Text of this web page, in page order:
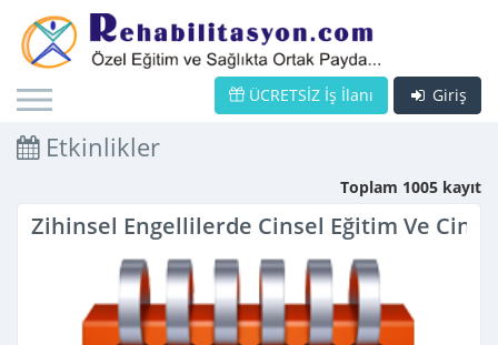
Giriş
ÜCRETSİZ İş İlanı
Etkinlikler
Toplam 1005 kayıt
Zihinsel Engellilerde Cinsel Eğitim Ve